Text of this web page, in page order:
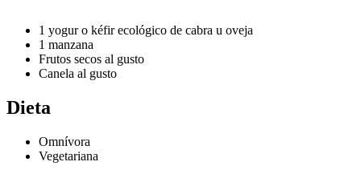
1 yogur o kéfir ecológico de cabra u oveja
1 manzana
Frutos secos al gusto
Canela al gusto
Dieta
Omnívora
Vegetariana